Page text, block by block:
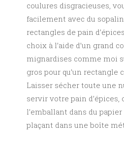
coulures disgracieuses,
facilement avec du
rectangles de pain
choix à l’aide d’un grand
mignardises comme moi
gros pour qu’un rectangle
Laisser sécher toute une
servir votre pain d’épices,
l’emballant dans du
plaçant dans une boîte